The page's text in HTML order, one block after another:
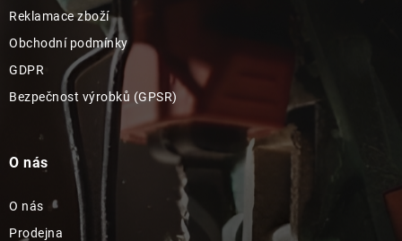
Reklamace zboží
Obchodní podmínky
GDPR
Bezpečnost výrobků (GPSR)
O nás
O nás
Prodejna